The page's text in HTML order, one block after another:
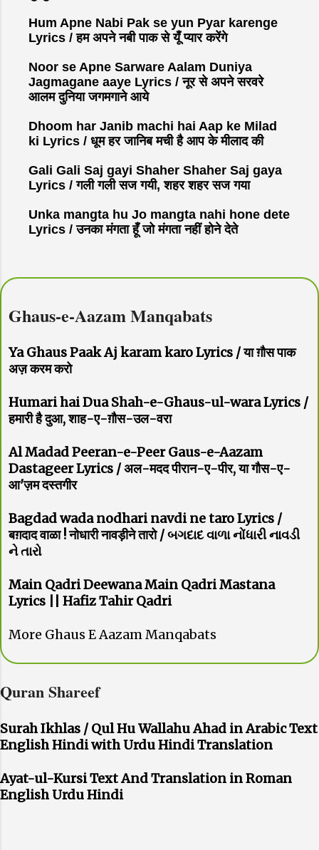
Hum Apne Nabi Pak se yun Pyar karenge
Lyrics / हम अपने नबी पाक से यूँ प्यार करेंगे
Noor se Apne Sarware Aalam Duniya
Jagmagane aaye Lyrics / नूर से अपने सरवरे
आलम दुनिया जगमगाने आये
Dhoom har Janib machi hai Aap ke Milad
ki Lyrics / धूम हर जानिब मची है आप के मीलाद की
Gali Gali Saj gayi Shaher Shaher Saj gaya
Lyrics / गली गली सज गयी, शहर शहर सज गया
Unka mangta hu Jo mangta nahi hone dete
Lyrics / उनका मंगता हूँ जो मंगता नहीं होने देते
Ghaus-e-Aazam Manqabats
Ya Ghaus Paak Aj karam karo Lyrics / या ग़ौस पाक
अज़ करम करो
Humari hai Dua Shah-e-Ghaus-ul-wara Lyrics /
हमारी है दुआ, शाह-ए-ग़ौस-उल-वरा
Al Madad Peeran-e-Peer Gaus-e-Aazam
Dastageer Lyrics / अल-मदद पीरान-ए-पीर, या गौस-ए-
आ'ज़म दस्तगीर
Bagdad wada nodhari navdi ne taro Lyrics /
बग़दाद वाळा ! नोधारी नावड़ीने तारो / બગદાદ વાળા નોંધારી નાવડી
ને તારો
Main Qadri Deewana Main Qadri Mastana
Lyrics || Hafiz Tahir Qadri
More Ghaus E Aazam Manqabats
Quran Shareef
Surah Ikhlas / Qul Hu Wallahu Ahad in Arabic Text
English Hindi with Urdu Hindi Translation
Ayat-ul-Kursi Text And Translation in Roman
English Urdu Hindi